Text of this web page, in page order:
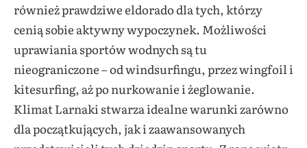
również prawdziwe eldorado dla tych, którzy
cenią sobie aktywny wypoczynek. Możliwości
uprawiania sportów wodnych są tu
nieograniczone – od windsurfingu, przez wingfoil i
kitesurfing, aż po nurkowanie i żeglowanie.
Klimat Larnaki stwarza idealne warunki zarówno
dla początkujących, jak i zaawansowanych